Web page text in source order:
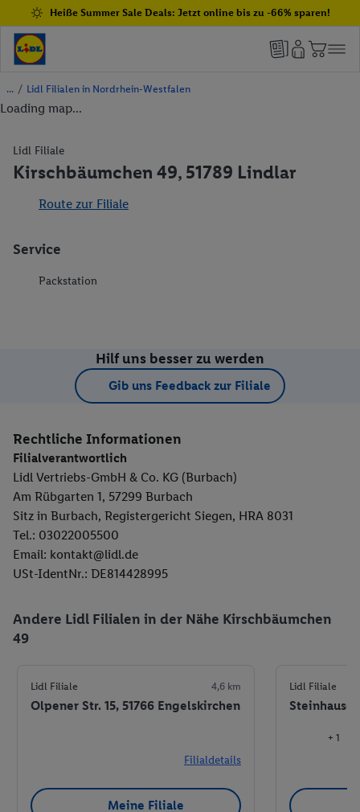
Heiße Summer Sale Deals: Jetzt online bis zu -66% sparen!
/ Lidl Filialen in Nordrhein-Westfalen
Loading map...
Lidl Filiale
Kirschbäumchen 49, 51789 Lindlar
Route zur Filiale
Service
Packstation
Hilf uns besser zu werden
Gib uns Feedback zur Filiale
Rechtliche Informationen
Filialverantwortlich
Lidl Vertriebs-GmbH & Co. KG (Burbach)
Am Rübgarten 1, 57299 Burbach
Sitz in Burbach, Registergericht Siegen, HRA 8031
Tel.: 03022005500
Email: kontakt@lidl.de
USt-IdentNr.: DE814428995
Andere Lidl Filialen in der Nähe Kirschbäumchen
49
Lidl Filiale 4,6 km
Olpener Str. 15, 51766 Engelskirchen
Filialdetails
Meine Filiale
Lidl Filiale
Steinhauser
+ 1